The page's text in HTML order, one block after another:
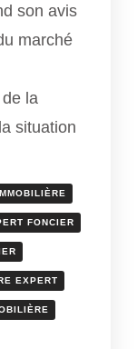
son avis
marché
la
situation
FONCIER
EXPERT